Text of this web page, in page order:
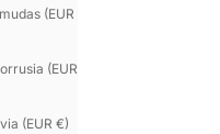
(EUR
(EUR
(EUR €)